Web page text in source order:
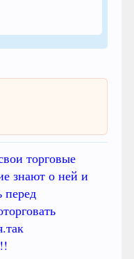
торговые
знают о ней и
перед